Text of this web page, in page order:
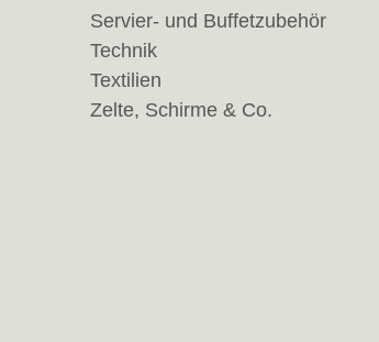
Servier- und Buffetzubehör
Technik
Textilien
Zelte, Schirme & Co.